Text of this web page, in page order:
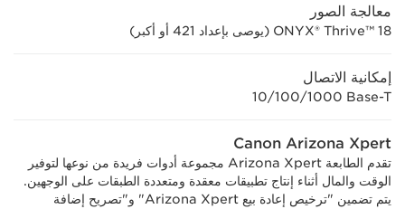
معالجة الصور
ONYX® Thrive™ 18 (يوصى بإعداد 421 أو أكبر)
إمكانية الاتصال
‎10/100/1000 Base-T
Canon Arizona Xpert
تقدم الطابعة Arizona Xpert مجموعة أدوات فريدة من نوعها لتوفير
الوقت والمال أثناء إنتاج تطبيقات معقدة ومتعددة الطبقات على الوجهين.
يتم تضمين "ترخيص إعادة بيع Arizona Xpert" و"تصريح إضافة